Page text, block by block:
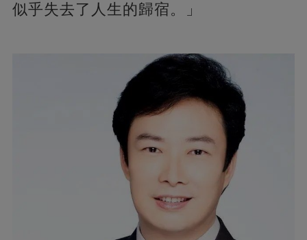
似乎失去了人生的歸宿。」